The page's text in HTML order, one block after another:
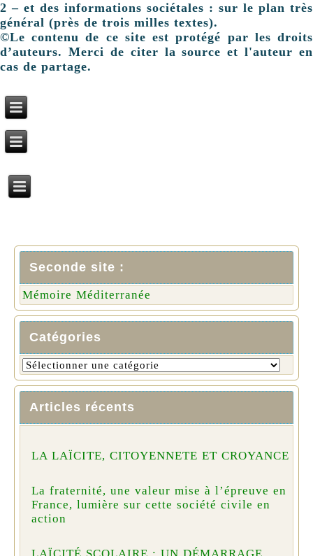
2 – et des informations sociétales : sur le plan très
général (près de trois milles textes).
©Le contenu de ce site est protégé par les droits
d’auteurs. Merci de citer la source et l'auteur en
cas de partage.
Seconde site :
Mémoire Méditerranée
Catégories
Articles récents
LA LAÏCITE, CITOYENNETE ET CROYANCE
La fraternité, une valeur mise à l’épreuve en
France, lumière sur cette société civile en
action
LAÏCITÉ SCOLAIRE : UN DÉMARRAGE